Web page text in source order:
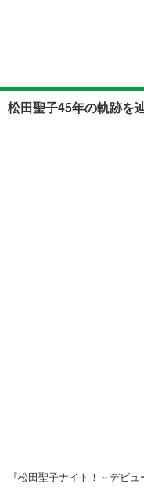
松田聖子45年の軌跡を
『松田聖子ナイト！～デビ